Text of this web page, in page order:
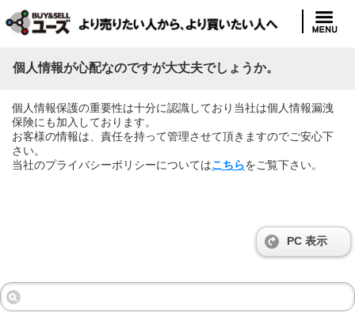
個人情報が心配なのですが大丈夫でしょうか。
個人情報保護の重要性は十分に認識しており当社は個人情報漏洩
保険にも加入しております。
お客様の情報は、責任を持って管理させて頂きますのでご安心下
さい。
当社のプライバシーポリシーについてはこちらをご覧下さい。
PC 表示